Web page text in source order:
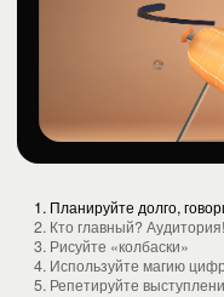
1. Планируйте долго,
2. Кто главный? Аудитория!
3. Рисуйте «колбаски»
4. Используйте магию
5. Репетируйте